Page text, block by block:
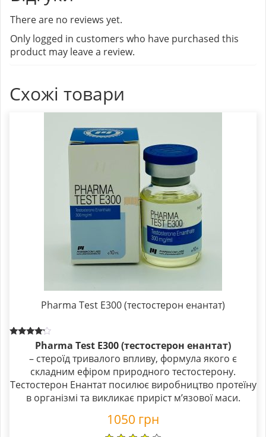
There are no reviews yet.
Only logged in customers who have purchased this
product may leave a review.
Схожі товари
Pharma Test E300 (тестостерон енантат)
Rated
out of 5
Pharma Test E300 (тестостерон енантат)
– стероїд тривалого впливу, формула якого є
складним ефіром природного тестостерону.
Тестостерон Енантат посилює виробництво протеїну
в організмі та викликає приріст м’язової маси.
1050 грн